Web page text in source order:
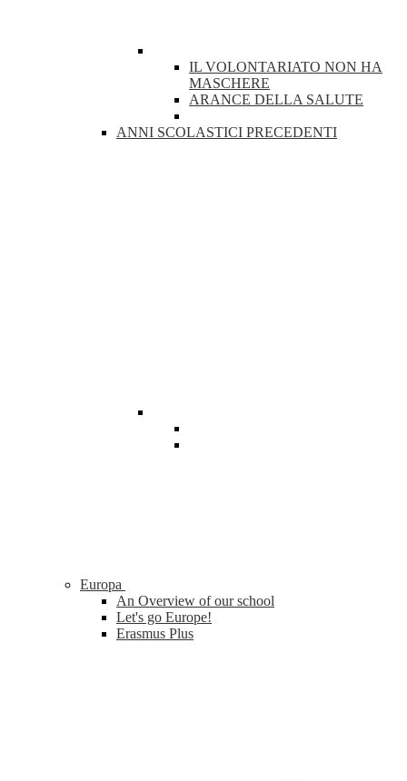
IL VOLONTARIATO NON HA
MASCHERE
ARANCE DELLA SALUTE
ANNI SCOLASTICI PRECEDENTI
Europa
An Overview of our school
Let's go Europe!
Erasmus Plus